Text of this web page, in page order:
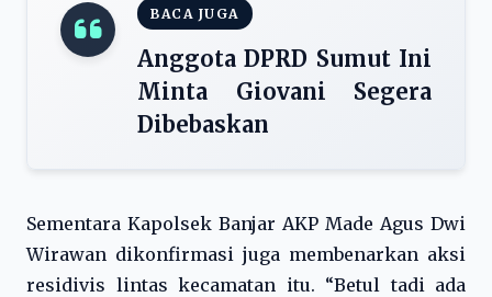
BACA JUGA
Anggota DPRD Sumut Ini
Minta Giovani Segera
Dibebaskan
Sementara Kapolsek Banjar AKP Made Agus Dwi
Wirawan dikonfirmasi juga membenarkan aksi
residivis lintas kecamatan itu. “Betul tadi ada